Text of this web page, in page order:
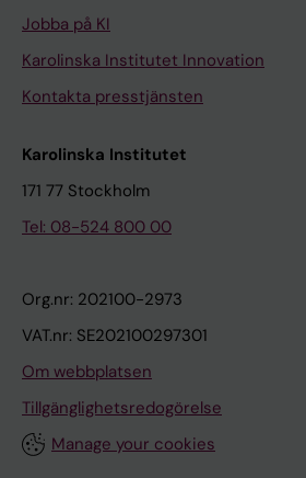
Jobba på KI
Karolinska Institutet Innovation
Kontakta presstjänsten
Karolinska Institutet
171 77 Stockholm
Tel: 08-524 800 00
Org.nr: 202100-2973
VAT.nr: SE202100297301
Om webbplatsen
Tillgänglighetsredogörelse
Manage your cookies